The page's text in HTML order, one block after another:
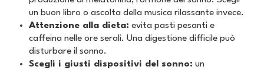
un buon libro o ascolta della musica rilassante invece.
Attenzione alla dieta: evita pasti pesanti e
caffeina nelle ore serali. Una digestione difficile può
disturbare il sonno.
Scegli i giusti dispositivi del sonno: un